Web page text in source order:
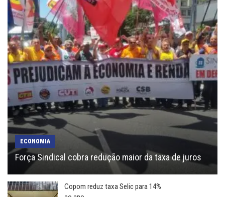
ECONOMIA
Força Sindical cobra redução maior da taxa de juros
Copom reduz taxa Selic para 14%